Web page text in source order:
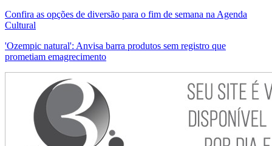
Confira as opções de diversão para o fim de semana na Agenda
Cultural
'Ozempic natural': Anvisa barra produtos sem registro que
prometiam emagrecimento